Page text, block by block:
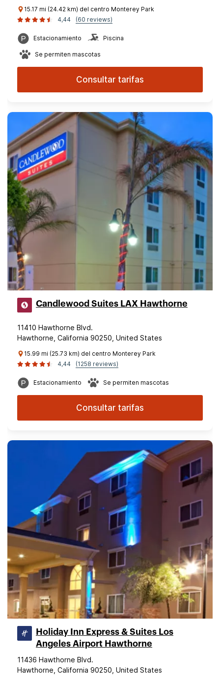
15.17 mi (24.42 km) del centro Monterey Park
4,44
(60 reviews)
Estacionamiento Piscina
Se permiten mascotas
Consultar tarifas
Candlewood Suites LAX Hawthorne
11410 Hawthorne Blvd.
Hawthorne, California 90250, United States
15.99 mi (25.73 km) del centro Monterey Park
4,44
(1258 reviews)
Estacionamiento Se permiten mascotas
Consultar tarifas
Holiday Inn Express & Suites Los
Angeles Airport Hawthorne
11436 Hawthorne Blvd.
Hawthorne, California 90250, United States